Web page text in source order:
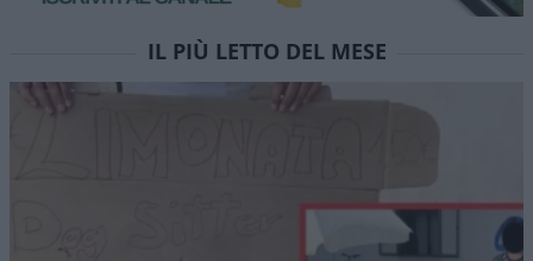
IL PIÙ LETTO DEL MESE